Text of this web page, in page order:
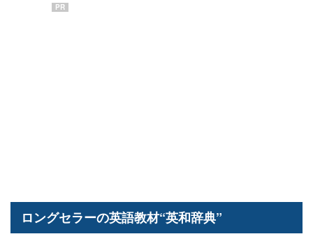
PR
ロングセラーの英語教材“英和辞典”